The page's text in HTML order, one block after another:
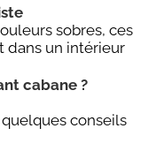
sobres, ces
dans un intérieur
cabane ?
conseils